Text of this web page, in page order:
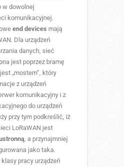
w dowolnej
komunikacyjnej.
end devices mają
Dla urządzeń
danych, sieć
jest poprzez bramę
„mostem”, który
z urządzeń
komunikacyjny i z
do urządzeń
przy tym podkreślić, iż
LoRaWAN jest
, a przynajmniej
jako taka.
pracy urządzeń